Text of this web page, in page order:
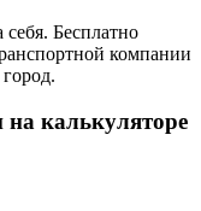
Бесплатно
компании
на калькуляторе